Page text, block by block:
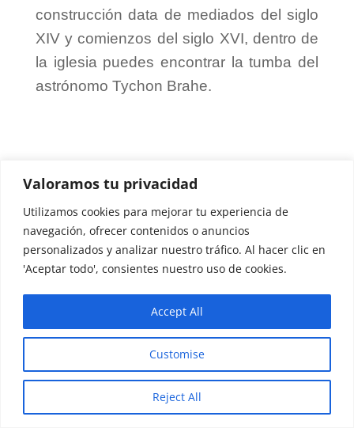
Valoramos tu privacidad
Utilizamos cookies para mejorar tu experiencia de
navegación, ofrecer contenidos o anuncios
personalizados y analizar nuestro tráfico. Al hacer clic en
'Aceptar todo', consientes nuestro uso de cookies.
Customise
Reject All
Accept All
construcción data de mediados del siglo
XIV y comienzos del siglo XVI, dentro de
la iglesia puedes encontrar la tumba del
astrónomo Tychon Brahe.